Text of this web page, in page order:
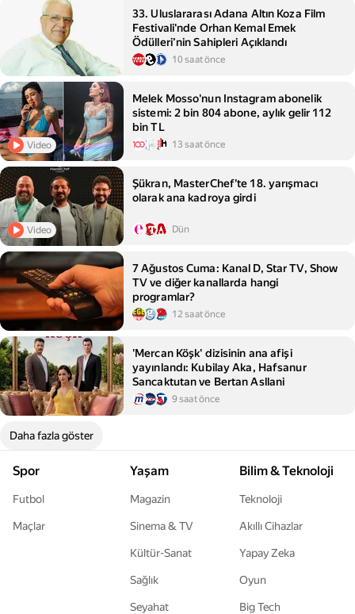
33. Uluslararası Adana Altın Koza Film
Festivali'nde Orhan Kemal Emek
Ödülleri’nin Sahipleri Açıklandı
10 saat önce
Video
Melek Mosso'nun Instagram abonelik
sistemi: 2 bin 804 abone, aylık gelir 112
bin TL
13 saat önce
Video
Şükran, MasterChef'te 18. yarışmacı
olarak ana kadroya girdi
Dün
7 Ağustos Cuma: Kanal D, Star TV, Show
TV ve diğer kanallarda hangi
programlar?
12 saat önce
'Mercan Köşk' dizisinin ana afişi
yayınlandı: Kubilay Aka, Hafsanur
Sancaktutan ve Bertan Asllani
9 saat önce
Daha fazla göster
Spor
Futbol
Maçlar
Yaşam
Magazin
Sinema & TV
Kültür-Sanat
Sağlık
Seyahat
Bilim & Teknoloji
Teknoloji
Akıllı Cihazlar
Yapay Zeka
Oyun
Big Tech